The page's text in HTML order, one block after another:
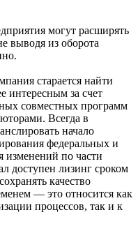
могут расширять
выводя из оборота
старается найти
интересным за счет
совместных программ
Всегда в
начало
федеральных и
изменений по части
доступен лизинг сроком
качество
— это относится как
процессов, так и к